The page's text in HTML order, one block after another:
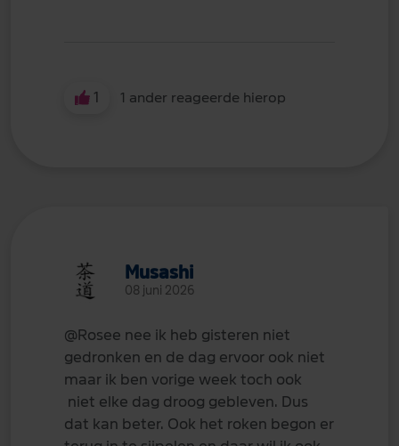
1 1 ander reageerde hierop
Musashi
08 juni 2026
@Rosee nee ik heb gisteren niet
gedronken en de dag ervoor ook niet
maar ik ben vorige week toch ook
niet elke dag droog gebleven. Dus
dat kan beter. Ook het roken begon er